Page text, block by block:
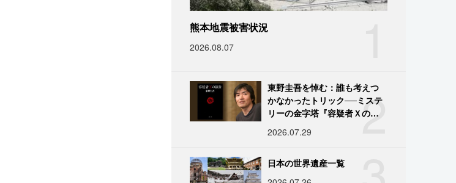
熊本地震被害状況
2026.08.07
2
東野圭吾を悼む：誰も考えつ
かなかったトリック──ミステ
リーの金字塔『容疑者Ｘの献
2026.07.29
日本の世界遺産一覧